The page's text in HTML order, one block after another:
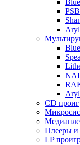
PSB
CD
Плееры и
LP